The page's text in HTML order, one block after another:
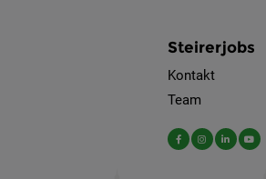
Steirerjobs
Kontakt
Team